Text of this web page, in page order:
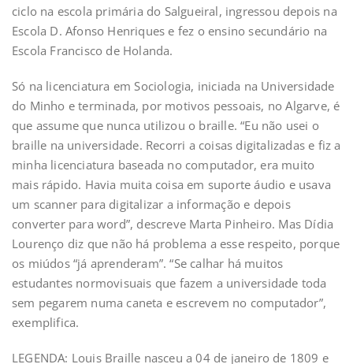
ciclo na escola primária do Salgueiral, ingressou depois na
Escola D. Afonso Henriques e fez o ensino secundário na
Escola Francisco de Holanda.
Só na licenciatura em Sociologia, iniciada na Universidade
do Minho e terminada, por motivos pessoais, no Algarve, é
que assume que nunca utilizou o braille. “Eu não usei o
braille na universidade. Recorri a coisas digitalizadas e fiz a
minha licenciatura baseada no computador, era muito
mais rápido. Havia muita coisa em suporte áudio e usava
um scanner para digitalizar a informação e depois
converter para word”, descreve Marta Pinheiro. Mas Dídia
Lourenço diz que não há problema a esse respeito, porque
os miúdos “já aprenderam”. “Se calhar há muitos
estudantes normovisuais que fazem a universidade toda
sem pegarem numa caneta e escrevem no computador”,
exemplifica.
LEGENDA: Louis Braille nasceu a 04 de janeiro de 1809 e